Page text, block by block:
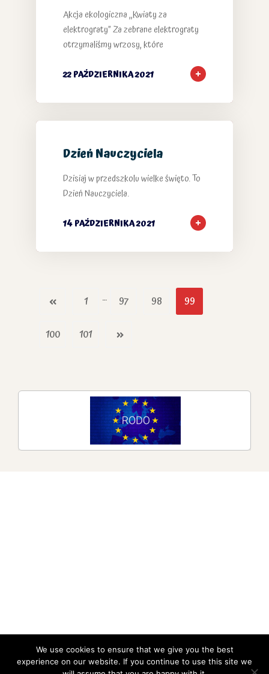
Akcja ekologiczna ,,Kwiaty za
elektrograty” Za zebrane elektrograty
otrzymaliśmy wrzosy, które
22 PAŹDZIERNIKA 2021
Dzień Nauczyciela
Dzisiaj w przedszkolu wielke święto. To
Dzień Nauczyciela.
14 PAŹDZIERNIKA 2021
1 … 97 98 99
100 101
We use cookies to ensure that we give you the best
experience on our website. If you continue to use this site we